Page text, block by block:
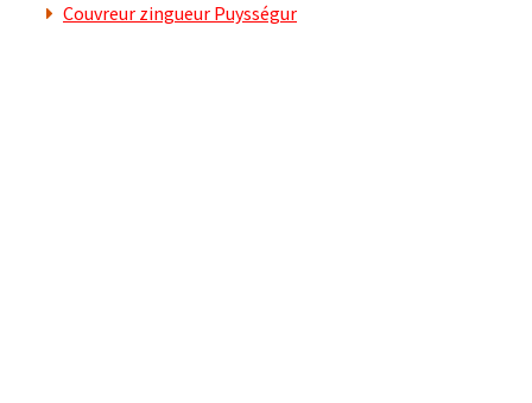
Couvreur zingueur Puysségur